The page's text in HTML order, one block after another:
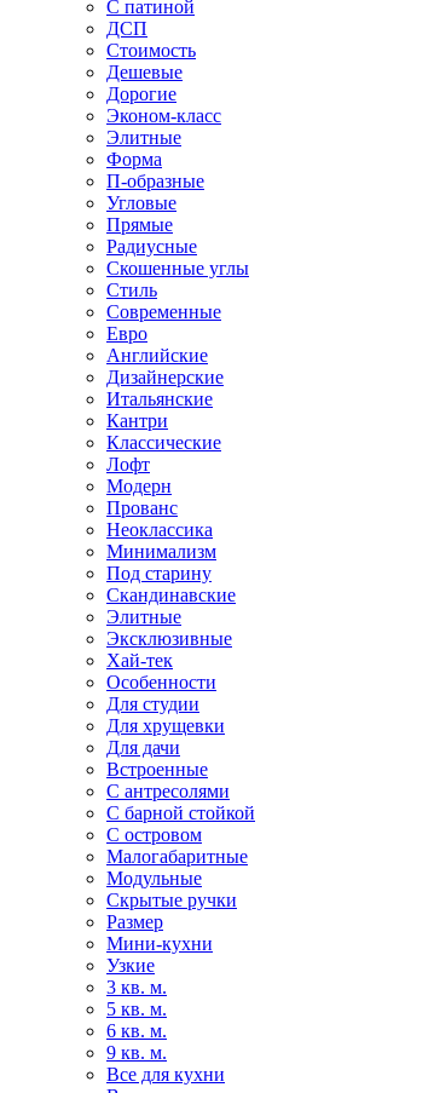
С патиной
ДСП
Стоимость
Дешевые
Дорогие
Эконом-класс
Элитные
Форма
П-образные
Угловые
Прямые
Радиусные
Скошенные углы
Стиль
Современные
Евро
Английские
Дизайнерские
Итальянские
Кантри
Классические
Лофт
Модерн
Прованс
Неоклассика
Минимализм
Под старину
Скандинавские
Элитные
Эксклюзивные
Хай-тек
Особенности
Для студии
Для хрущевки
Для дачи
Встроенные
С антресолями
С барной стойкой
С островом
Малогабаритные
Модульные
Скрытые ручки
Размер
Мини-кухни
Узкие
3 кв. м.
5 кв. м.
6 кв. м.
9 кв. м.
Все для кухни